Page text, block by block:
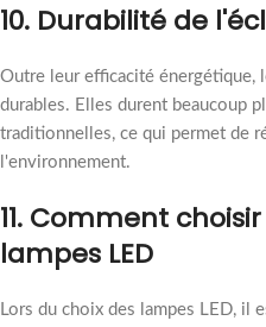
10. Durabilité de
Outre leur efficacité énergétique,
durables. Elles durent beaucoup
traditionnelles, ce qui permet de
l'environnement.
11. Comment
lampes LED
Lors du choix des lampes LED, il